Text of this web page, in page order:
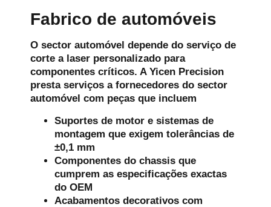
Fabrico de automóveis
O sector automóvel depende do serviço de
corte a laser personalizado para
componentes críticos. A Yicen Precision
presta serviços a fornecedores do sector
automóvel com peças que incluem
Suportes de motor e sistemas de
montagem que exigem tolerâncias de
±0,1 mm
Componentes do chassis que
cumprem as especificações exactas
do OEM
Acabamentos decorativos com